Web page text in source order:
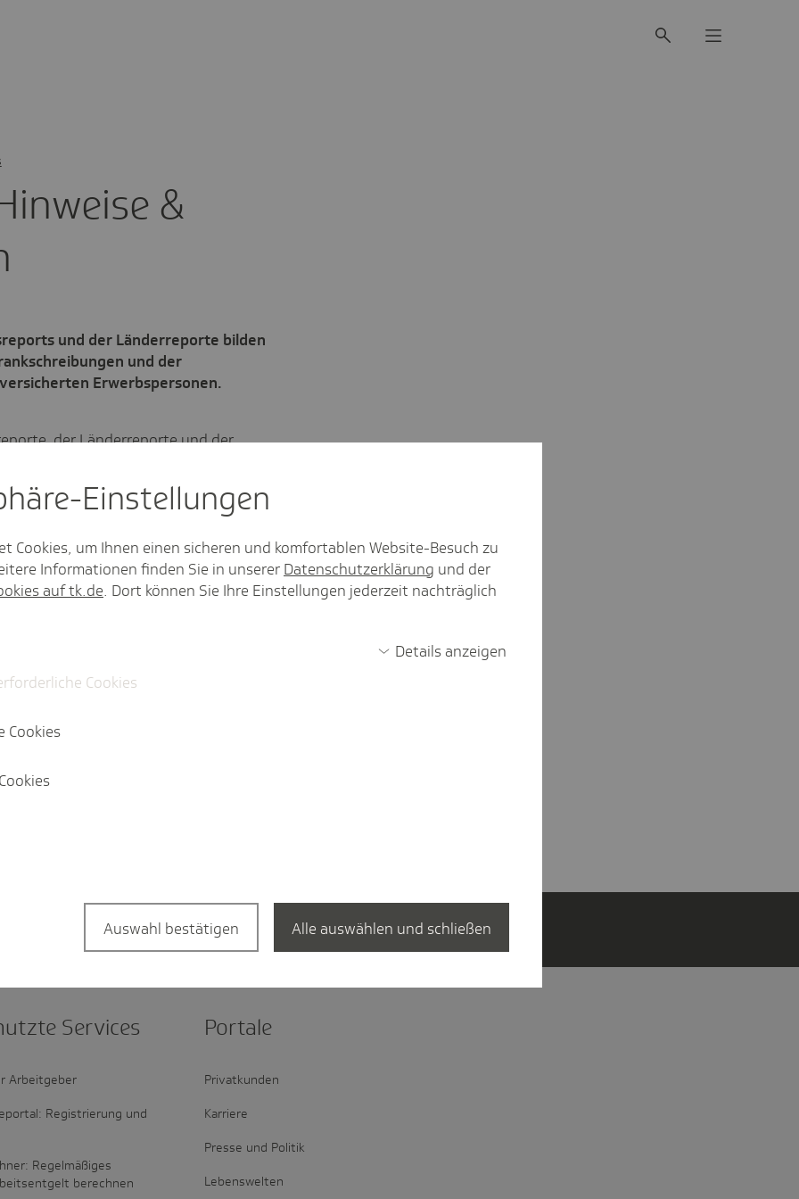
&
und der Länderreporte bilden
und der
Erwerbspersonen.
der Länderreporte und der
auf die gesundheitlichen Beschwerden
zur Auswertung haben wir
Services
Arbeitgeber
Registrierung und
Regelmäßiges
berechnen
Portale
Privatkunden
Karriere
Presse und Politik
Lebenswelten
Einstel­lungen
Cookies, um Ihnen einen sicheren und komfortablen Website-Besuch zu
Informationen finden Sie in unserer Datenschutzerklärung und der
auf tk.de. Dort können Sie Ihre Einstellungen jederzeit nachträglich
Details anzeigen
Cookies
Cookies
Auswahl bestätigen Alle auswählen und schließen